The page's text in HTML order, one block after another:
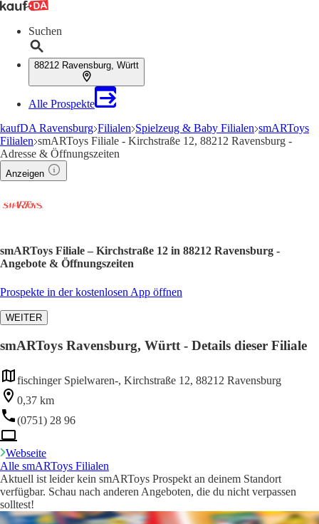
Suchen
88212 Ravensburg, Württ
Alle Prospekte
kaufDA Ravensburg Filialen Spielzeug & Baby Filialen smARToys
Filialen smARToys Filiale - Kirchstraße 12, 88212 Ravensburg -
Adresse & Öffnungszeiten
Anzeigen
smARToys Filiale – Kirchstraße 12 in 88212 Ravensburg -
Angebote & Öffnungszeiten
Prospekte in der kostenlosen App öffnen
WEITER
smARToys Ravensburg, Württ - Details dieser Filiale
fischinger Spielwaren-, Kirchstraße 12, 88212 Ravensburg
0,37 km
(0751) 28 96
Webseite
Alle smARToys Filialen
Aktuell ist leider kein smARToys Prospekt an deinem Standort
verfügbar. Schau nach anderen Angeboten, die du nicht verpassen
solltest!